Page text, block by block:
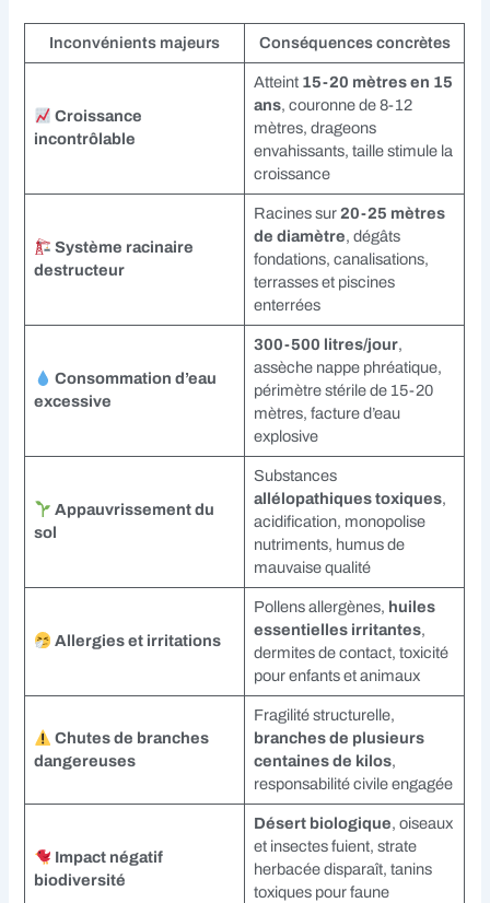
Inconvénients majeurs Conséquences concrètes
Croissance
incontrôlable
Atteint 15-20 mètres en 15
ans, couronne de 8-12
mètres, drageons
envahissants, taille stimule la
croissance
Système racinaire
destructeur
Racines sur20-25 mètres
de diamètre, dégâts
fondations, canalisations,
terrasses et piscines
enterrées
Consommation d’eau
excessive
300-500 litres/jour,
assèche nappe phréatique,
périmètre stérile de 15-20
mètres, facture d’eau
explosive
Appauvrissement du
sol
Substances
allélopathiques toxiques,
acidification, monopolise
nutriments, humus de
mauvaise qualité
Allergies et irritations
Pollens allergènes, huiles
essentielles irritantes,
dermites de contact, toxicité
pour enfants et animaux
Chutes de branches
dangereuses
Fragilité structurelle,
branches de plusieurs
centaines de kilos,
responsabilité civile engagée
Impact négatif
biodiversité
Désert biologique, oiseaux
et insectes fuient, strate
herbacée disparaît, tanins
toxiques pour faune